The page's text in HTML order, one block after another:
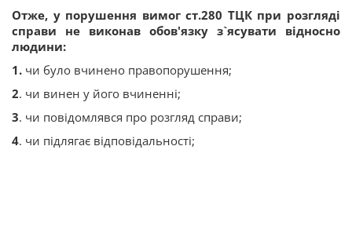
Отже, у порушення вимог ст.280 ТЦК при розгляді
справи не виконав обов'язку з`ясувати відносно
людини:
1. чи було вчинено правопорушення;
2. чи винен у його вчиненні;
3. чи повідомлявся про розгляд справи;
4. чи підлягає відповідальності;